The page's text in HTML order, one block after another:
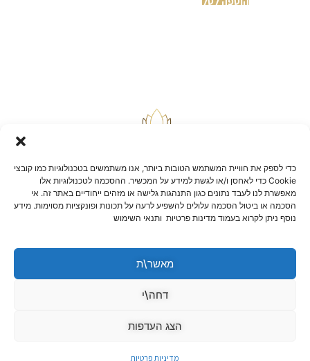
כדי לספק את חוויית המשתמש הטובות ביותר, אנו משתמשים בטכנולוגיות כמו קובצי
Cookie כדי לאחסן ו/או לגשת למידע על המכשיר. ההסכמה לטכנולוגיות אלו
מאפשרת לנו לעבד נתונים כגון התנהגות גלישה או מזהים ייחודיים באתר זה. אי
הסכמה או ביטול הסכמה עלולים להשפיע לרעה על תכונות ופונקציות מסוימות. מידע
נוסף ניתן לקרוא בעמוד מדינות פרטיות ותנאי השימוש
מאשר\ת
דחה\י
הצג העדפות
מדיניות פרטיות
בלוג
שאלות ותשובות
תקנון אתר
הצהרת נגישות
מדיניות החזרות וביטולים